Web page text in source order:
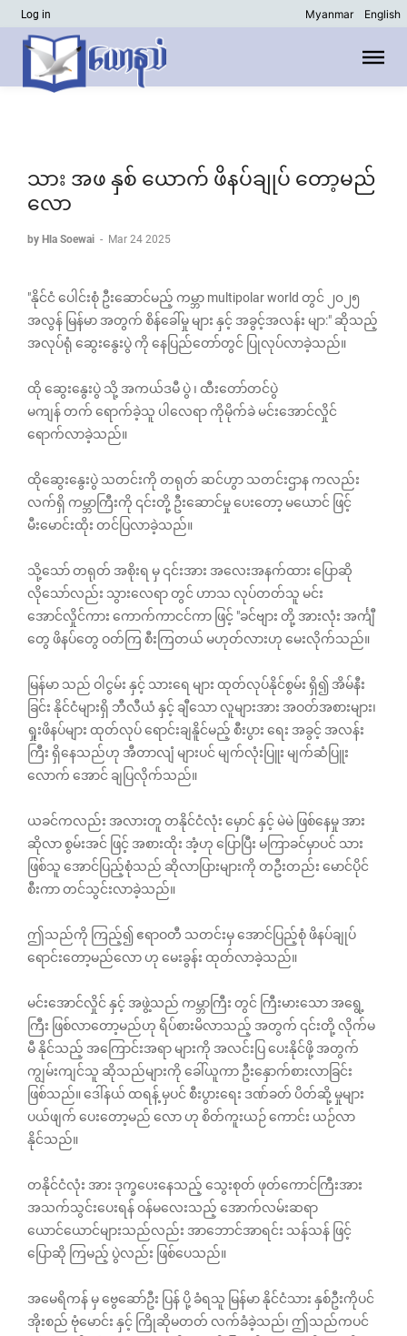
Log in Myanmar English
သား အဖ နှစ် ယောက် ဖိနပ်ချုပ် တော့မည်
လော
by Hla Soewai - Mar 24 2025
"နိုင်ငံ ပေါင်းစုံ ဦးဆောင်မည့် ကမ္ဘာ multipolar world တွင် ၂၀၂၅
အလွန် မြန်မာ အတွက် စိန်ခေါ်မှု များ နှင့် အခွင့်အလန်း မျာ:" ဆိုသည့်
အလုပ်ရုံ ဆွေးနွေးပွဲ ကို နေပြည်တော်တွင် ပြုလုပ်လာခဲ့သည်။
ထို ဆွေးနွေးပွဲ သို့ အကယ်ဒမီ ပွဲ ၊ ထီးတော်တင်ပွဲ
မကျန် တက် ရောက်ခဲ့သူ ပါလေရာ ကိုမိုက်ခဲ မင်းအောင်လှိုင်
ရောက်လာခဲ့သည်။
ထိုဆွေးနွေးပွဲ သတင်းကို တရုတ် ဆင်ဟွာ သတင်းဌာန ကလည်း
လက်ရှိ ကမ္ဘာကြီးကို ၎င်းတို့ ဦးဆောင်မှု ပေးတော့ မယောင် ဖြင့်
မီးမောင်းထိုး တင်ပြလာခဲ့သည်။
သို့သော် တရုတ် အစိုးရ မှ ၎င်းအား အလေးအနက်ထား ပြောဆို
လို‌သော်လည်း သွားလေရာ တွင် ဟာသ လုပ်တတ်သူ မင်း
အောင်လှိုင်ကား ကောက်ကာငင်ကာ ဖြင့် "ခင်ဗျား တို့ အားလုံး အင်္ကျီ
တွေ ဖိနပ်တွေ ဝတ်ကြ စီးကြတယ် မဟုတ်လားဟု မေးလိုက်သည်။
မြန်မာ သည် ဝါငွမ်း နှင့် သားရေ များ ထုတ်လုပ်နိုင်စွမ်း ရှိ၍ အိမ်နီး
ခြင်း နိုင်ငံများရှိ ဘီလီယံ နှင့် ချီသော လူများအား အဝတ်အစားများ၊
ရှုးဖိနပ်များ ထုတ်လုပ် ရောင်းချနိူင်မည့် စီးပွား ရေး အခွင့် အလန်း
ကြီး ရှိနေသည်ဟု အီတာလျံ များပင် မျက်လုံးပြူး မျက်ဆံပြူး
လောက် အောင် ချပြလိုက်သည်။
ယခင်ကလည်း အလားတူ တနိုင်ငံလုံး မှောင် နှင့် မဲမဲ ဖြစ်နေမှု အား
ဆိုလာ စွမ်းအင် ဖြင့် အစားထိုး အံ့ဟု ပြောပြီး မကြာခင်မှာပင် သား
ဖြစ်သူ အောင်ပြည့်စုံသည် ဆိုလာပြားများကို တဦးတည်း မောင်ပိုင်
စီးကာ တင်သွင်းလာခဲ့သည်။
ဤသည်ကို ကြည့်၍ ဧရာဝတီ သတင်းမှ အောင်ပြည့်စုံ ဖိနပ်ချုပ်
ရောင်းတော့မည်လော ဟု မေးခွန်း ထုတ်လာခဲ့သည်။
မင်းအောင်လှိုင် နှင့် အဖွဲ့သည် ကမ္ဘာကြီး တွင် ကြီးမားသော အရွေ့
ကြီး ဖြစ်လာတော့မည်ဟု ရိပ်စားမိလာသည့် အတွက် ၎င်းတို့ လိုက်မ
မီ နိုင်သည့် အကြောင်းအရာ များကို အလင်းပြ ပေးနိုင်ဖို့ အတွက်
ကျွမ်းကျင်သူ ဆိုသည်များကို ခေါ်ယူကာ ဦးနှောက်စားလာခြင်း
ဖြစ်သည်။ ဒေါ်နယ် ထရန့် မှပင် စီးပွားရေး ဒဏ်ခတ် ပိတ်ဆို့ မှုများ
ပယ်ဖျက် ပေးတော့မည် လော ဟု စိတ်ကူးယဉ် ကောင်း ယဉ်လာ
နိုင်သည်။
တနိုင်ငံလုံး အား ဒုက္ခပေးနေသည့် သွေးစုတ် ဖုတ်ကောင်ကြီးအား
အသက်သွင်းပေးရန် ဝန်မလေးသည့် အောက်လမ်းဆရာ
‌ယောင်ယောင်များသည်လည်း အာဘောင်အာရင်း သန်သန် ဖြင့်
ပြောဆို ကြမည့် ပွဲလည်း ဖြစ်ပေသည်။
အမေရိကန် မှ ဗွေဆော်ဦး ပြန် ပို့ ခံရသူ မြန်မာ နိုင်ငံသား နှစ်ဦးကိုပင်
အိုးစည် ဗုံမောင်း နှင့် ကြိုဆိုမတတ် လက်ခံခဲ့သည်၊ ဤသည်ကပင်